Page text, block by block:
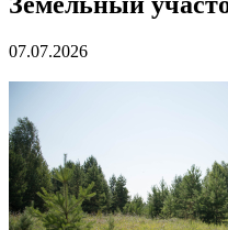
07.07.2026